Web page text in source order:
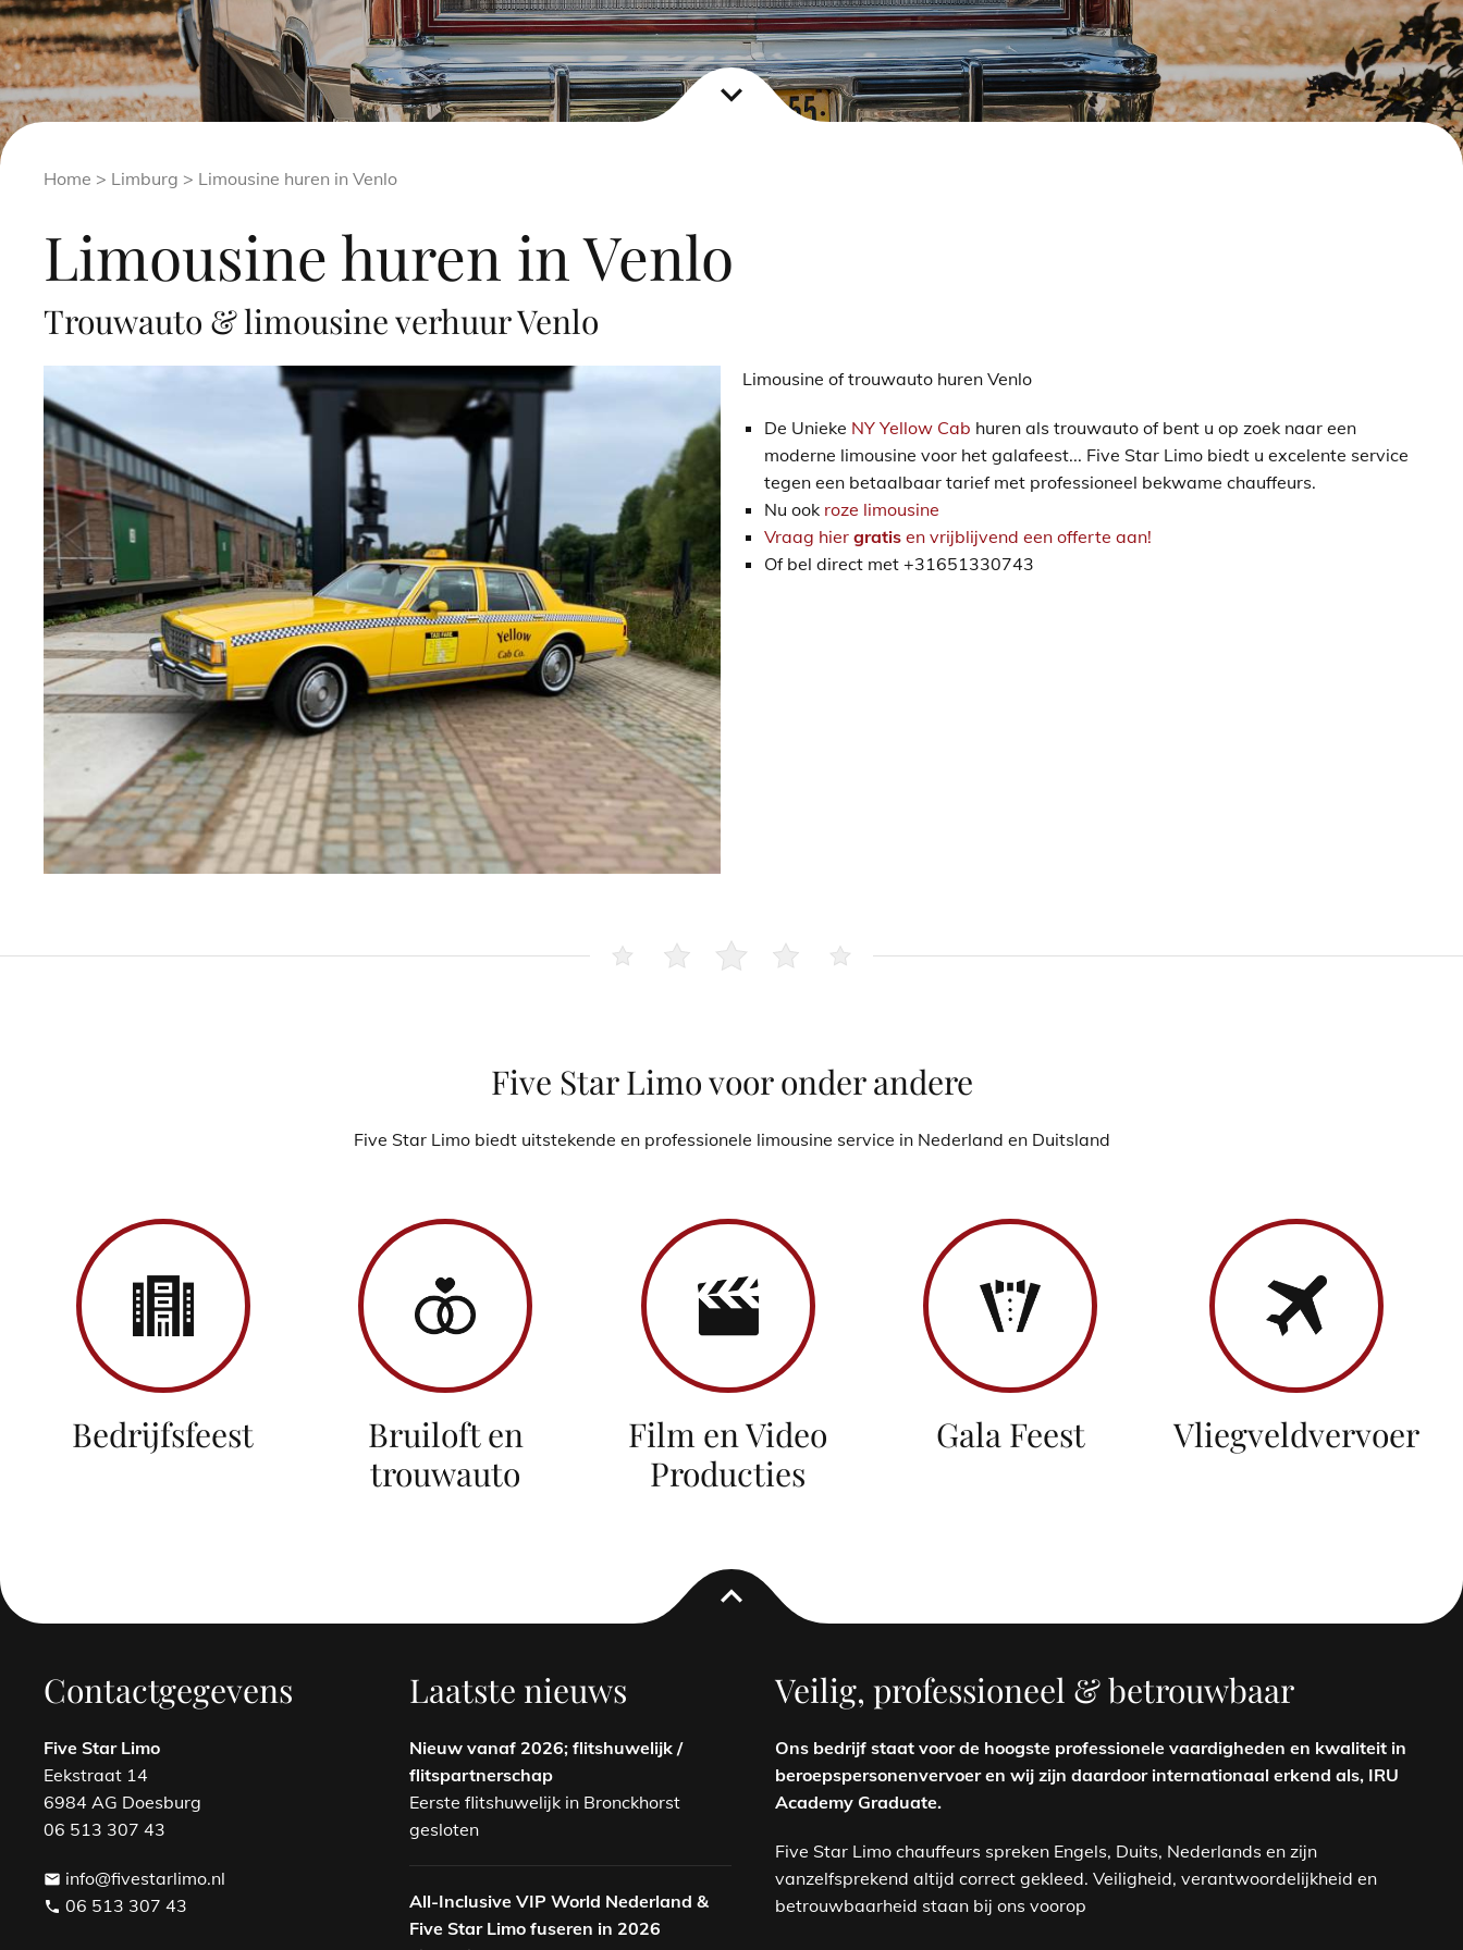
expand_more
Home > Limburg > Limousine huren in Venlo
Limousine huren in Venlo
Trouwauto & limousine verhuur Venlo
Limousine of trouwauto huren Venlo
De Unieke NY Yellow Cab huren als trouwauto of bent u op zoek naar een
moderne limousine voor het galafeest... Five Star Limo biedt u excelente service
tegen een betaalbaar tarief met professioneel bekwame chauffeurs.
Nu ook roze limousine
Vraag hier gratis en vrijblijvend een offerte aan!
Of bel direct met +31651330743
Five Star Limo voor onder andere
Five Star Limo biedt uitstekende en professionele limousine service in Nederland en Duitsland
Bedrijfsfeest
Bruiloft en
trouwauto
Film en Video
Producties
Gala Feest Vliegveldvervoer
expand_less
Contactgegevens
Five Star Limo
Eekstraat 14
6984 AG Doesburg
06 513 307 43
email info@fivestarlimo.nl
phone 06 513 307 43
Laatste nieuws
Nieuw vanaf 2026; flitshuwelijk /
flitspartnerschap
Eerste flitshuwelijk in Bronckhorst
gesloten
All-Inclusive VIP World Nederland &
Five Star Limo fuseren in 2026
Veilig, professioneel & betrouwbaar
Ons bedrijf staat voor de hoogste professionele vaardigheden en kwaliteit in
beroepspersonenvervoer en wij zijn daardoor internationaal erkend als, IRU
Academy Graduate.
Five Star Limo chauffeurs spreken Engels, Duits, Nederlands en zijn
vanzelfsprekend altijd correct gekleed. Veiligheid, verantwoordelijkheid en
betrouwbaarheid staan bij ons voorop